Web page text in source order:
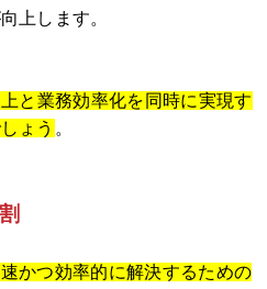
上します。
と業務効率化を同時に実現す
ょう 。
かつ効率的に解決するための